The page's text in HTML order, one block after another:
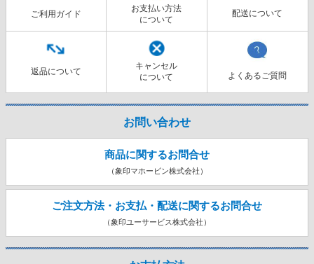
ご利用ガイド
お支払い方法
について
配送について
返品について
キャンセル
について
よくあるご質問
お問い合わせ
商品に関するお問合せ
（象印マホービン株式会社）
ご注文方法・お支払・配送に関するお問合せ
（象印ユーサービス株式会社）